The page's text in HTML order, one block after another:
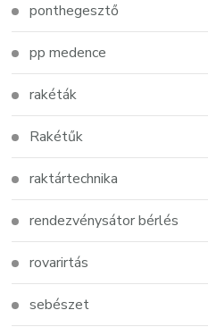
ponthegesztő
pp medence
rakéták
Rakétűk
raktártechnika
rendezvénysátor bérlés
rovarirtás
sebészet